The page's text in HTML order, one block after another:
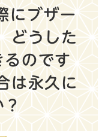
にブザー
どうした
るのです
は永久に
？